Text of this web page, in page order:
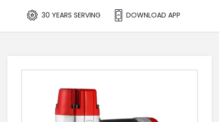
30 YEARS SERVING DOWNLOAD APP